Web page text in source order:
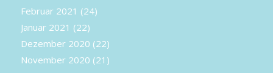
Februar 2021 (24)
Januar 2021 (22)
Dezember 2020 (22)
November 2020 (21)